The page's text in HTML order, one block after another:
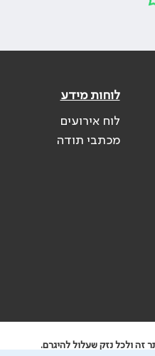
לוחות מידע
לוח אירועים
מכתבי תודה
זה ולכל נזק שעלול להיגרם.